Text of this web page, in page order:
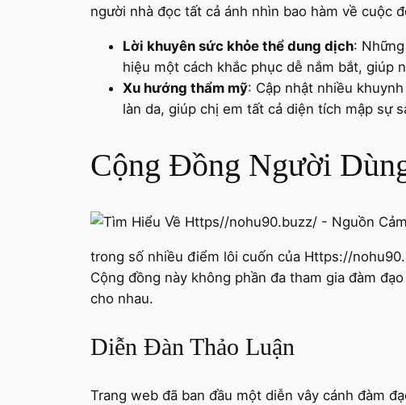
người nhà đọc tất cả ánh nhìn bao hàm về cuộc
Lời khuyên sức khỏe thể dung dịch:
hiệu một cách khắc phục dễ nắm bắt, giúp
Xu hướng thẩm mỹ: Cập nhật nhiều
làn da, giúp chị em tất cả diện tích mập sự
Cộng Đồng Người
trong số nhiều điểm lôi cuốn của Https://
Cộng đồng này không phần đa tham gia đàm
cho nhau.
Diễn Đàn Thảo Luận
Trang web đã ban đầu một diễn vây cánh đàm